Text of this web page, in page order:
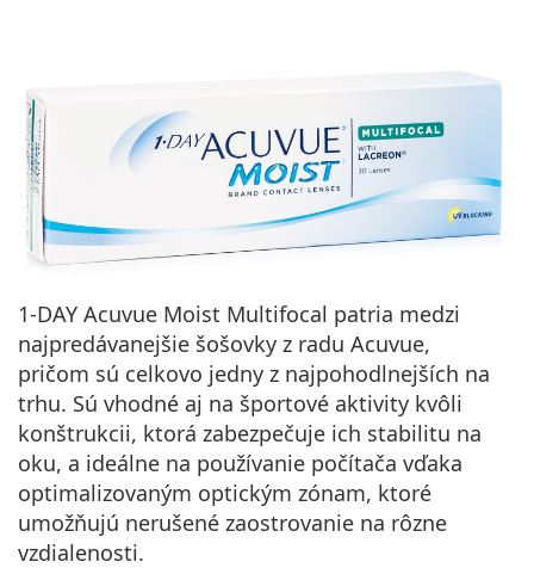
1-DAY Acuvue Moist Multifocal patria medzi
najpredávanejšie šošovky z radu Acuvue,
pričom sú celkovo jedny z najpohodlnejších na
trhu. Sú vhodné aj na športové aktivity kvôli
konštrukcii, ktorá zabezpečuje ich stabilitu na
oku, a ideálne na používanie počítača vďaka
optimalizovaným optickým zónam, ktoré
umožňujú nerušené zaostrovanie na rôzne
vzdialenosti.